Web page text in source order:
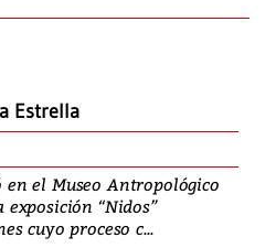
Estrella
en el Museo Antropológico
“Nidos”
cuyo proceso c...